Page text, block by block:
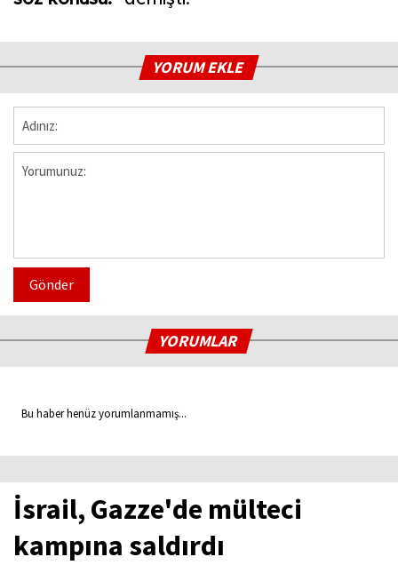
YORUM EKLE
Gönder
YORUMLAR
Bu haber henüz yorumlanmamış...
İsrail, Gazze'de mülteci
kampına saldırdı